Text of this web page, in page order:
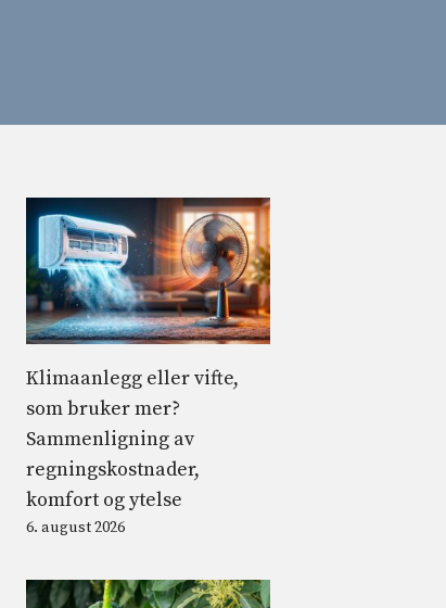
Klimaanlegg eller vifte,
som bruker mer?
Sammenligning av
regningskostnader,
komfort og ytelse
6. august 2026